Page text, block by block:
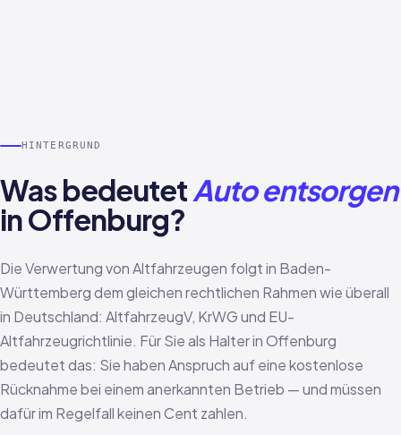
HINTERGRUND
Was bedeutetAuto entsorgen
in Offenburg?
Die Verwertung von Altfahrzeugen folgt in Baden-
Württemberg dem gleichen rechtlichen Rahmen wie überall
in Deutschland: AltfahrzeugV, KrWG und EU-
Altfahrzeugrichtlinie. Für Sie als Halter in Offenburg
bedeutet das: Sie haben Anspruch auf eine kostenlose
Rücknahme bei einem anerkannten Betrieb — und müssen
dafür im Regelfall keinen Cent zahlen.